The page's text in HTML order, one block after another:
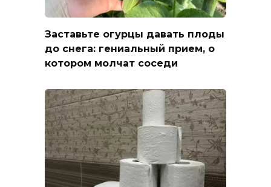
Заставьте огурцы давать плоды
до снега: гениальный прием, о
котором молчат соседи